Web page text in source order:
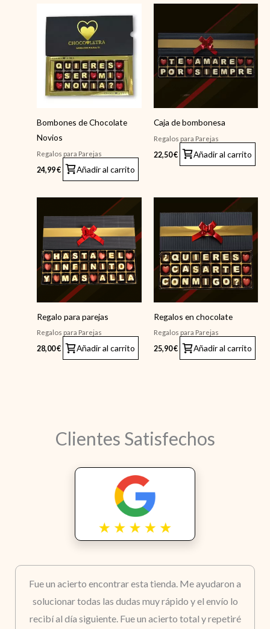
Bombones de Chocolate
Novios
Regalos para Parejas
24,99€ Añadir al carrito
Caja de bombonesa
Regalos para Parejas
22,50€ Añadir al carrito
Regalo para parejas
Regalos para Parejas
28,00€ Añadir al carrito
Regalos en chocolate
Regalos para Parejas
25,90€ Añadir al carrito
Clientes Satisfechos
Fue un acierto encontrar esta tienda. Me ayudaron a
solucionar todas las dudas muy rápido y el envío lo
recibí al día siguiente. Fue un acierto total y repetiré